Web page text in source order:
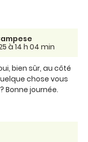
à 14 h 04 min
bien sûr, au côté
chose vous
Bonne journée.